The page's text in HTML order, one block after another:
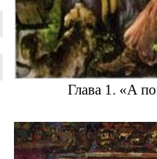
Глава 1. «А